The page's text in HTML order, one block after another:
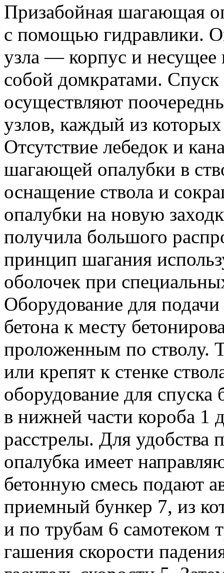
Призабойная шагающая
с помощью гидравлики.
узла — корпус и
собой домкратами.
осуществляют
узлов, каждый из которых
Отсутствие лебедок и
шагающей опалубки в
оснащение ствола и
опалубки на новую
получила большого
принцип шагания
оболочек при
Оборудование для
бетона к месту
проложенным по стволу.
или крепят к стенке
оборудование для
в нижней части короба 1
расстрелы. Для удобства
опалубка имеет
бетонную смесь подают
приемный бункер 7, из
и по трубам 6 самотеком
гашения скорости